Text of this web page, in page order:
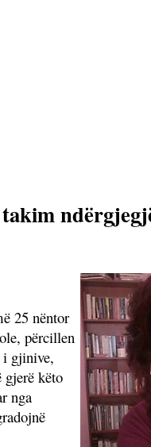
25 nëntor
përcillen
i gjinive,
gjerë këto
nga